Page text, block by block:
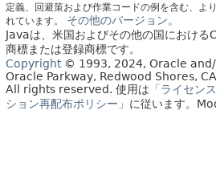
定義、回避策および作業コードの例を含む、よ
れています。
その他のバージョン。
Javaは、米国およびその他の国におけ
商標または登録商標です。
Copyright© 1993, 2024, Oracle
Oracle Parkway, Redwood Shores,
All rights reserved. 使用は 「ライセン
ション再配布ポリシー」 に従います。